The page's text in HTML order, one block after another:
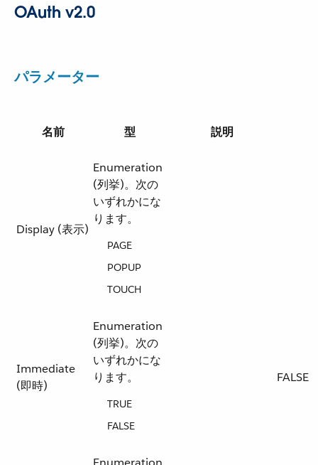
OAuth v2.0
パラメーター
名前 型 説明
Display (表示)
Enumeration
(列挙)。次の
いずれかにな
ります。
PAGE
POPUP
TOUCH
Immediate
(即時)
Enumeration
(列挙)。次の
いずれかにな
ります。
TRUE
FALSE
FALSE